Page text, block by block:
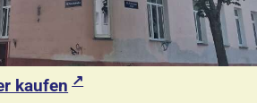
kaufen